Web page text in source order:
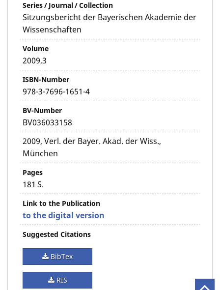
Series / Journal / Collection
Sitzungsbericht der Bayerischen Akademie der
Wissenschaften
Volume
2009,3
ISBN-Number
978-3-7696-1651-4
BV-Number
BV036033158
2009, Verl. der Bayer. Akad. der Wiss.,
München
Pages
181 S.
Link to the Publication
to the digital version
Suggested Citations
BibTex
RIS